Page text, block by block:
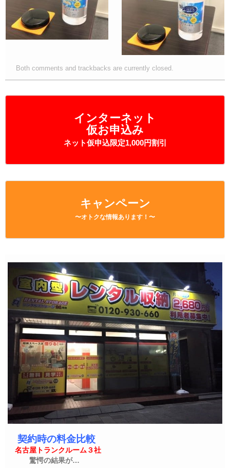
インターネット
仮お申込み
ネット仮申込限定1,000円割引
キャンペーン
〜オトクな情報あります！〜
契約時の料金比較
名古屋トランクルーム３社
驚愕の結果が…
Both comments and trackbacks are currently closed.